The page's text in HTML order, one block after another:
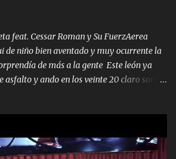
ALGO M'URIÓ PELEAND0 SIEMPRE
QUE SIGA EL LEGADO Es el DOS de
inteligente y com...
feat. Cessar Roman y Su FuerzAerea
de niño bien aventado y muy ocurrente la
de más a la gente Este león ya
asfalto y ando en los veinte 20 claro son
les voy a dar hasta topar pues no hay de
bien mi camino voy por mi línea no veo a